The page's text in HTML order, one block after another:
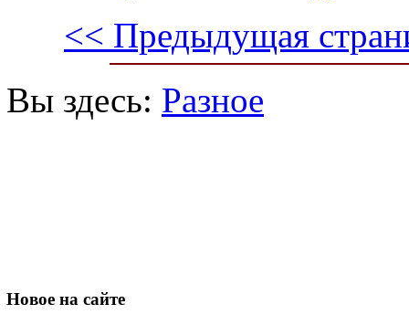
<< Предыдущая
Вы здесь: Разное
Новое на сайте